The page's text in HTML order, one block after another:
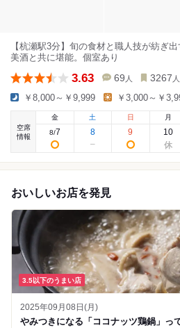
【杭瀬駅3分】旬の食材と職人技が紡ぎ
美酒と共に堪能。個室あり
3.63 69 人 3267 人
￥8,000～￥9,999 ￥3,000～￥
空席
情報
金
8/7
土
8
日
9
月
10
おいしいお店を発見
3.5以下のうまい店
2025年09月08日(月)
やみつきになる「ココナッツ鶏鍋」っ